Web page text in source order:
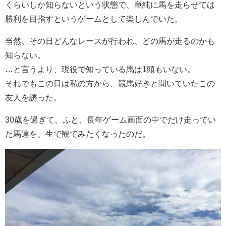
くらいしか知らないという状態で、単純に馬を走らせては
勝利を目指すというゲームとして楽しんでいた。
当然、その日どんなレースが行われ、どの馬が走るのかも
知らない。
…と言うより、現役で知っている馬は1頭もいない。
それでもこの日は私の方から、競馬好きと聞いていたこの
友人を誘った。
30歳を過ぎて、ふと、長年ゲーム画面の中でだけ走ってい
た馬達を、生で観てみたくなったのだ。